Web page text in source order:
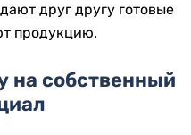
друг другу готовые
продукцию.
на собственный